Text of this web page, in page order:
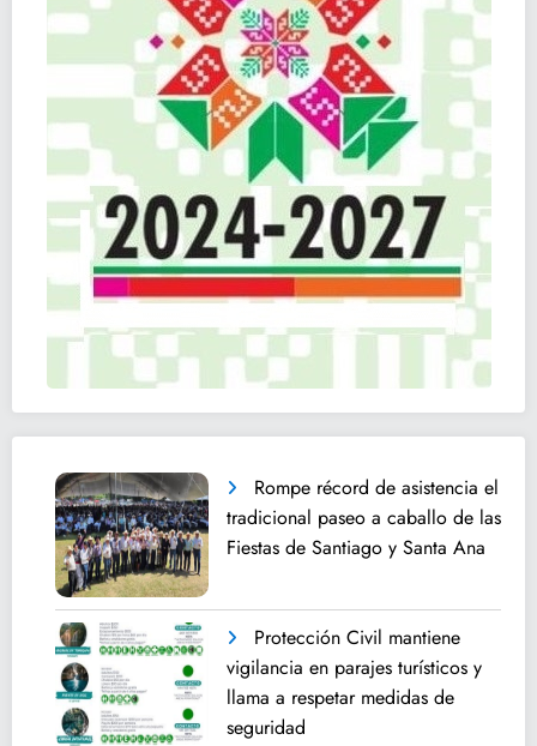
Rompe récord de asistencia el
tradicional paseo a caballo de las
Fiestas de Santiago y Santa Ana
Protección Civil mantiene
vigilancia en parajes turísticos y
llama a respetar medidas de
seguridad